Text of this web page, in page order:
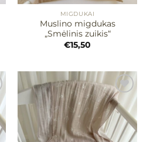
MIGDUKAI
Muslino migdukas
„Smėlinis zuikis“
€15,50
Mėgstamiausias